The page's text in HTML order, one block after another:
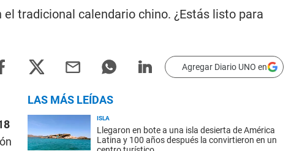
el tradicional calendario chino. ¿Estás listo para
Agregar Diario UNO en
LAS MÁS LEÍDAS
ISLA
Llegaron en bote a una isla desierta de América
Latina y 100 años después la convirtieron en un